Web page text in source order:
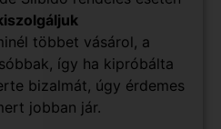
többet vásárol, a
így ha kipróbálta
bizalmát, úgy érdemes
jobban jár.